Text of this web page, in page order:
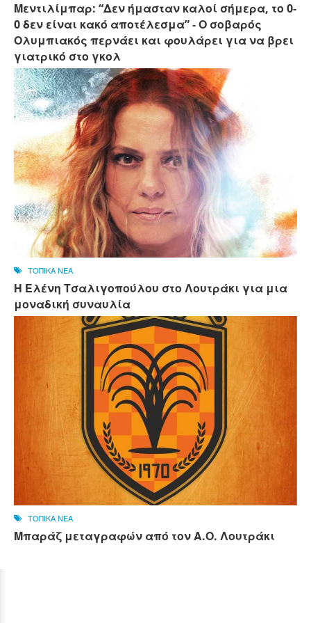
Μεντιλίμπαρ: “Δεν ήμασταν καλοί σήμερα, το 0-
0 δεν είναι κακό αποτέλεσμα” - Ο σοβαρός
Ολυμπιακός περνάει και φουλάρει για να βρει
γιατρικό στο γκολ
ΤΟΠΙΚΑ ΝΕΑ
Η Ελένη Τσαλιγοπούλου στο Λουτράκι για μια
μοναδική συναυλία
ΤΟΠΙΚΑ ΝΕΑ
Μπαράζ μεταγραφών από τον Α.Ο. Λουτράκι